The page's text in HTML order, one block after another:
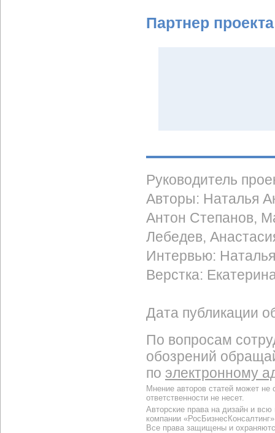
Партнер проекта
Руководитель
Авторы: Наталья
Антон Степанов,
Лебедев,
Интервью:
Верстка:
Дата публикации
По вопросам
обозрений
по электронному
Мнение авторов статей может
ответственности не несет.
Авторские права на дизайн и
компании
Все права защищены и